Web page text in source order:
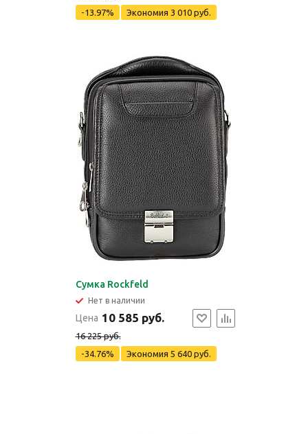
-13.97%
Экономия 3 010 руб.
Сумка Rockfeld
Нет в наличии
Цена 10 585 руб.
16 225 руб.
-34.76%
Экономия 5 640 руб.